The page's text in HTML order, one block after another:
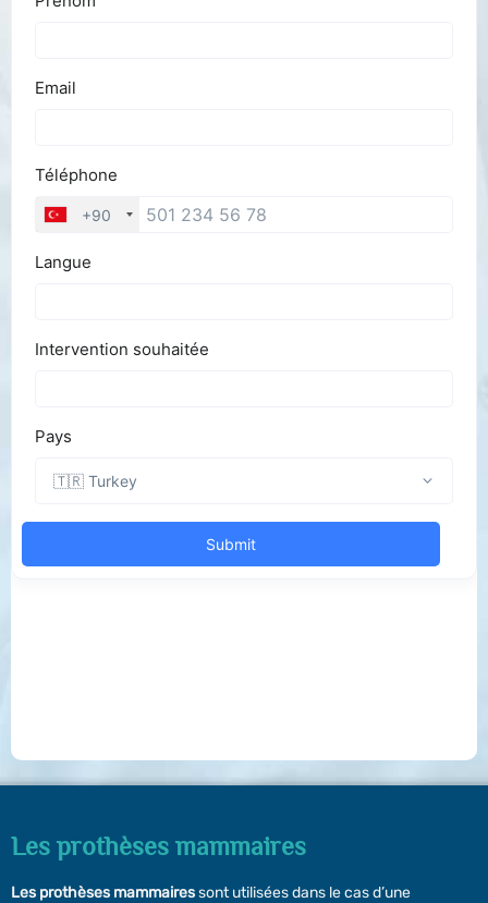
Les prothèses mammaires
Les prothèses mammairessont utilisées dans le cas d’une